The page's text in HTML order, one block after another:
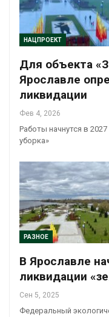
НАЦПРОЕКТ
Для объекта
Ярославле
ликвидации
Фев 4, 2026
Работы начнутся в
уборка»
РАЗНОЕ
В Ярославле
ликвидации
Сен 5, 2025
Федеральный